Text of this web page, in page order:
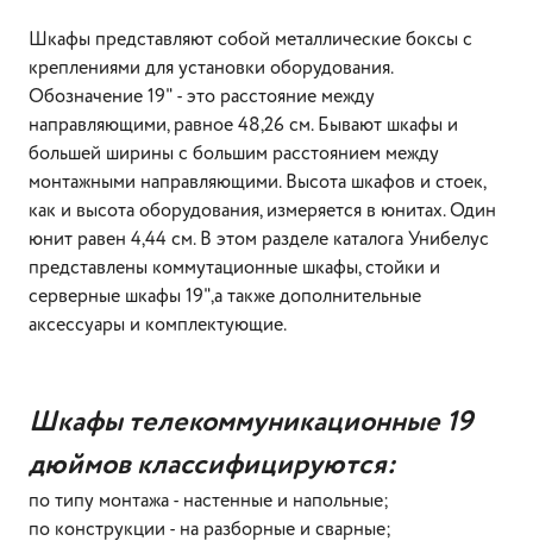
Шкафы представляют собой металлические боксы с
креплениями для установки оборудования.
Обозначение 19" - это расстояние между
направляющими, равное 48,26 см. Бывают шкафы и
большей ширины с большим расстоянием между
монтажными направляющими. Высота шкафов и стоек,
как и высота оборудования, измеряется в юнитах. Один
юнит равен 4,44 см. В этом разделе каталога Унибелус
представлены коммутационные шкафы, стойки и
серверные шкафы 19",а также дополнительные
аксессуары и комплектующие.
Шкафы телекоммуникационные 19
дюймов классифицируются:
по типу монтажа - настенные и напольные;
по конструкции - на разборные и сварные;